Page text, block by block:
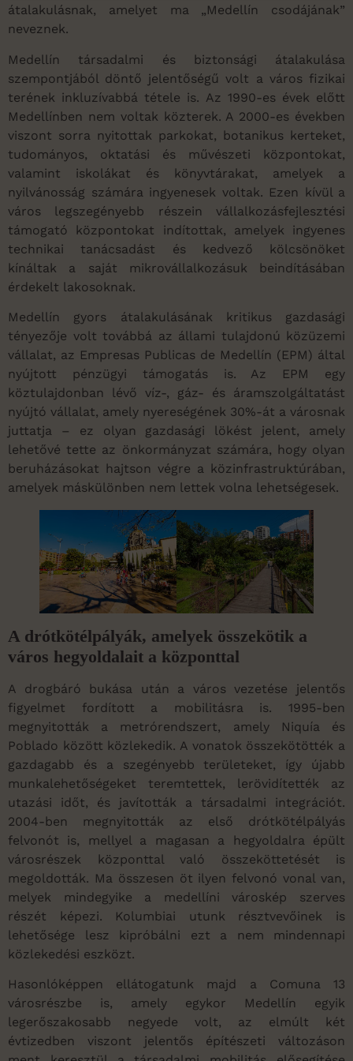
átalakulásnak, amelyet ma „Medellín csodájának”
neveznek.
Medellín társadalmi és biztonsági átalakulása
szempontjából döntő jelentőségű volt a város fizikai
terének inkluzívabbá tétele is. Az 1990-es évek előtt
Medellínben nem voltak közterek. A 2000-es években
viszont sorra nyitottak parkokat, botanikus kerteket,
tudományos, oktatási és művészeti központokat,
valamint iskolákat és könyvtárakat, amelyek a
nyilvánosság számára ingyenesek voltak. Ezen kívül a
város legszegényebb részein vállalkozásfejlesztési
támogató központokat indítottak, amelyek ingyenes
technikai tanácsadást és kedvező kölcsönöket
kínáltak a saját mikrovállalkozásuk beindításában
érdekelt lakosoknak.
Medellín gyors átalakulásának kritikus gazdasági
tényezője volt továbbá az állami tulajdonú közüzemi
vállalat, az Empresas Publicas de Medellín (EPM) által
nyújtott pénzügyi támogatás is. Az EPM egy
köztulajdonban lévő víz-, gáz- és áramszolgáltatást
nyújtó vállalat, amely nyereségének 30%-át a városnak
juttatja – ez olyan gazdasági lökést jelent, amely
lehetővé tette az önkormányzat számára, hogy olyan
beruházásokat hajtson végre a közinfrastruktúrában,
amelyek máskülönben nem lettek volna lehetségesek.
A drótkötélpályák, amelyek összekötik a
város hegyoldalait a központtal
A drogbáró bukása után a város vezetése jelentős
figyelmet fordított a mobilitásra is. 1995-ben
megnyitották a metrórendszert, amely Niquía és
Poblado között közlekedik. A vonatok összekötötték a
gazdagabb és a szegényebb területeket, így újabb
munkalehetőségeket teremtettek, lerövidítették az
utazási időt, és javították a társadalmi integrációt.
2004-ben megnyitották az első drótkötélpályás
felvonót is, mellyel a magasan a hegyoldalra épült
városrészek központtal való összeköttetését is
megoldották. Ma összesen öt ilyen felvonó vonal van,
melyek mindegyike a medellíni városkép szerves
részét képezi. Kolumbiai utunk résztvevőinek is
lehetősége lesz kipróbálni ezt a nem mindennapi
közlekedési eszközt.
Hasonlóképpen ellátogatunk majd a Comuna 13
városrészbe is, amely egykor Medellín egyik
legerőszakosabb negyede volt, az elmúlt két
évtizedben viszont jelentős építészeti változáson